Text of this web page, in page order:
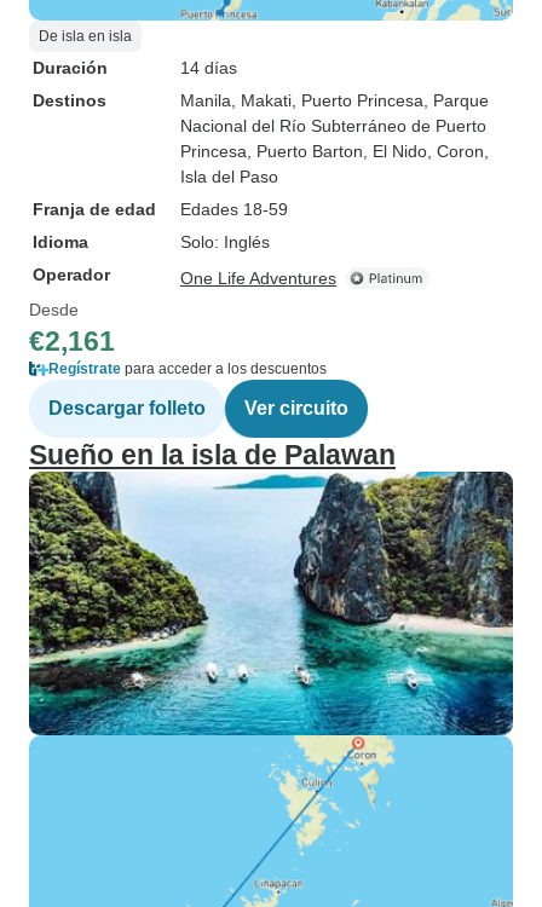
De isla en isla
Duración
14 días
Destinos
Manila , Makati , Puerto Princesa , Parque
Nacional del Río Subterráneo de Puerto
Princesa , Puerto Barton , El Nido , Coron
Isla del Paso
Franja de edad
Edades 18-59
Idioma
Solo: Inglés
Operador
One Life Adventures
Desde
€2,161
Regístrate para acceder a los descuentos
Descargar folleto Ver circuito
Sueño en la isla de Palawan